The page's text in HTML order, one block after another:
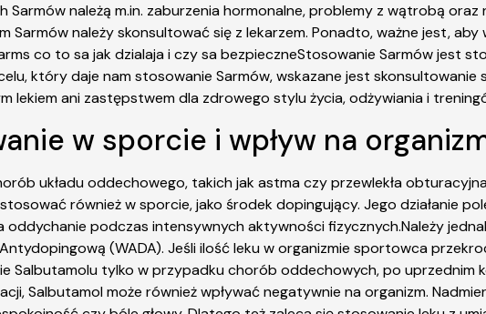
Sarmów należą m.in. zaburzenia hormonalne, problemy z wątrobą
należy skonsultować się z lekarzem. Ponadto, ważne jest,
co to sa jak dzialaja i czy sa bezpieczneStosowanie Sarmów jest
który daje nam stosowanie Sarmów, wskazane jest
lekiem ani zastępstwem dla zdrowego stylu życia, odżywiania i
w sporcie i wpływ na
układu oddechowego, takich jak astma czy przewlekła
również w sporcie, jako środek dopingujący. Jego działanie
oddychanie podczas intensywnych aktywności fizycznych.Należy
(WADA). Jeśli ilość leku w organizmie sportowca
Salbutamolu tylko w przypadku chorób oddechowych, po uprzednim
Salbutamol może również wpływać negatywnie na organizm.